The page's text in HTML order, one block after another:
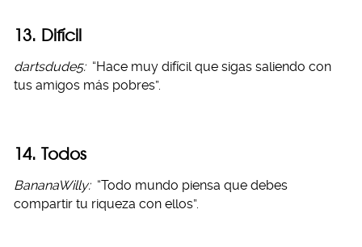
13. Difícil
dartsdude5: “Hace muy difícil que sigas saliendo con
tus amigos más pobres”.
14. Todos
BananaWilly: “Todo mundo piensa que debes
compartir tu riqueza con ellos”.